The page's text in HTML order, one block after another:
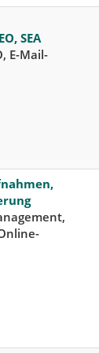
SEA
E-Mail-